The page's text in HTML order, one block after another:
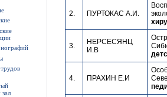
2. ПУРТОКАС А.И.
3.
НЕРСЕСЯНЦ
И.В
4. ПРАХИН Е.И